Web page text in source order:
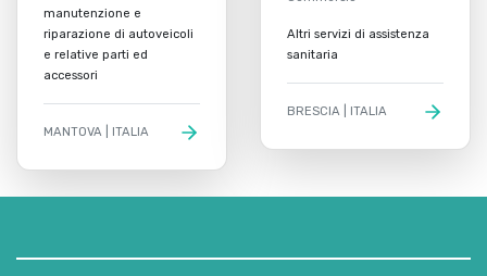
manutenzione e
riparazione di autoveicoli
e relative parti ed
accessori
MANTOVA | ITALIA
Altri servizi di assistenza
sanitaria
BRESCIA | ITALIA